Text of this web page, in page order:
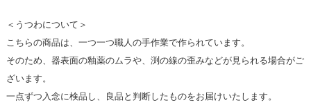
＜うつわについて＞
こちらの商品は、一つ一つ職人の手作業で作られています。
そのため、器表面の釉薬のムラや、渕の線の歪みなどが見られる場合がご
ざいます。
一点ずつ入念に検品し、良品と判断したものをお届けいたします。